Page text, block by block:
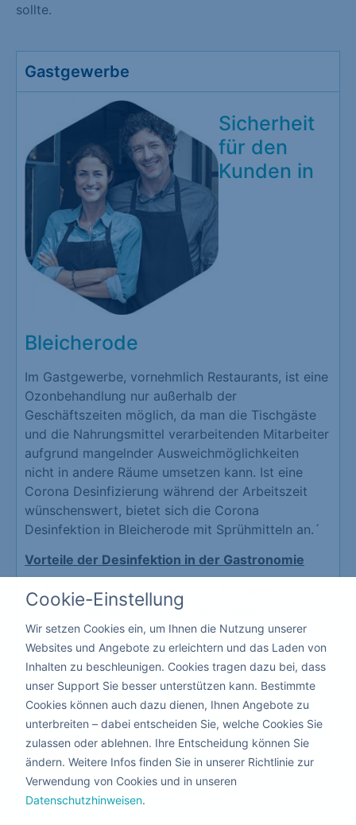
sollte.
Gastgewerbe
Sicherheit
für den
Kunden in
Bleicherode
Im Gastgewerbe, vornehmlich Restaurants, ist eine
Ozonbehandlung nur außerhalb der
Geschäftszeiten möglich, da man die Tischgäste
und die Nahrungsmittel verarbeitenden Mitarbeiter
aufgrund mangelnder Ausweichmöglichkeiten
nicht in andere Räume umsetzen kann. Ist eine
Corona Desinfizierung während der Arbeitszeit
wünschenswert, bietet sich die Corona
Desinfektion in Bleicherode mit Sprühmitteln an.´
Vorteile der Desinfektion in der Gastronomie
Schutz Ihrer Mitarbeiter und Kunden
Erzeugt eine hohe Vertrauensbasis
Schützt vor der Schließung Ihrer
Gastronomie
Da hier niemand die Räume verlassen muss, kann
die Corona Desinfektion mit giftfreien flüssigen
Mitteln nebenbei durchgeführt werden.
Kita & Schule
Cookie-Einstellung
Wir setzen Cookies ein, um Ihnen die Nutzung unserer
Websites und Angebote zu erleichtern und das Laden von
Inhalten zu beschleunigen. Cookies tragen dazu bei, dass
unser Support Sie besser unterstützen kann. Bestimmte
Cookies können auch dazu dienen, Ihnen Angebote zu
unterbreiten – dabei entscheiden Sie, welche Cookies Sie
zulassen oder ablehnen. Ihre Entscheidung können Sie
ändern. Weitere Infos finden Sie in unserer Richtlinie zur
Verwendung von Cookies und in unseren
Datenschutzhinweisen.